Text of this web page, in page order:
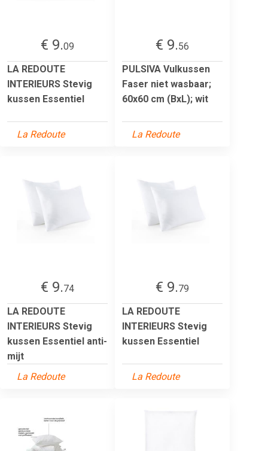
€ 9.09
LA REDOUTE
INTERIEURS Stevig
kussen Essentiel
La Redoute
€ 9.56
PULSIVA Vulkussen
Faser niet wasbaar;
60x60 cm (BxL); wit
La Redoute
€ 9.74
LA REDOUTE
INTERIEURS Stevig
kussen Essentiel anti-
mijt
La Redoute
€ 9.79
LA REDOUTE
INTERIEURS Stevig
kussen Essentiel
La Redoute